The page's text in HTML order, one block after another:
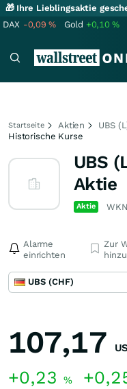
🎁 Ihre Lieblingsaktie
DAX -0,09% Gold +0,10%
Startseite Aktien
UBS
Historische Kurse
UBS
Aktie
Aktie
Alarme
einrichten
Zur
UBS (CHF)
107,17
+0,23 %